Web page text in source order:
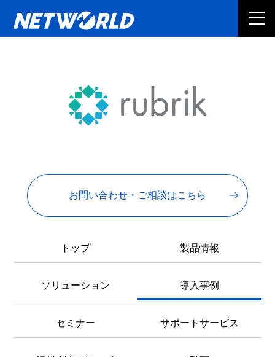
お問い合わせ・ご相談はこちら
トップ 製品情報
ソリューション 導入事例
セミナー サポートサービス